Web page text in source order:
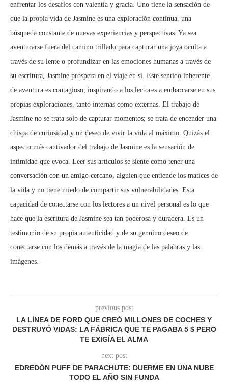
enfrentar los desafíos con valentía y gracia. Uno tiene la sensación de
que la propia vida de Jasmine es una exploración continua, una
búsqueda constante de nuevas experiencias y perspectivas. Ya sea
aventurarse fuera del camino trillado para capturar una joya oculta a
través de su lente o profundizar en las emociones humanas a través de
su escritura, Jasmine prospera en el viaje en sí. Este sentido inherente
de aventura es contagioso, inspirando a los lectores a embarcarse en sus
propias exploraciones, tanto internas como externas. El trabajo de
Jasmine no se trata solo de capturar momentos; se trata de encender una
chispa de curiosidad y un deseo de vivir la vida al máximo. Quizás el
aspecto más cautivador del trabajo de Jasmine es la sensación de
intimidad que evoca. Leer sus artículos se siente como tener una
conversación con un amigo cercano, alguien que entiende los matices de
la vida y no tiene miedo de compartir sus vulnerabilidades. Esta
capacidad de conectarse con los lectores a un nivel personal es lo que
hace que la escritura de Jasmine sea tan poderosa y duradera. Es un
testimonio de su propia autenticidad y de su genuino deseo de
conectarse con los demás a través de la magia de las palabras y las
imágenes.
previous post
LA LÍNEA DE FORD QUE CREÓ MILLONES DE COCHES Y
DESTRUYÓ VIDAS: LA FÁBRICA QUE TE PAGABA 5 $ PERO
TE EXIGÍA EL ALMA
next post
EDREDÓN PUFF DE PARACHUTE: DUERME EN UNA NUBE
TODO EL AÑO SIN FUNDA